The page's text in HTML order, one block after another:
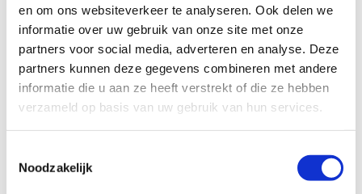
en om ons websiteverkeer te analyseren. Ook delen we
informatie over uw gebruik van onze site met onze
partners voor social media, adverteren en analyse. Deze
partners kunnen deze gegevens combineren met andere
informatie die u aan ze heeft verstrekt of die ze hebben
verzameld op basis van uw gebruik van hun services.
Noodzakelijk
Inge Vermout
Stuur een bericht
Website
Luc defraeye